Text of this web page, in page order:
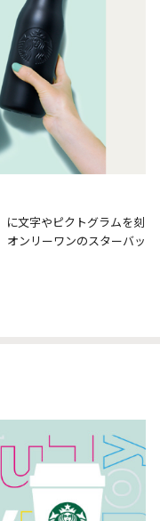
に文字やピクトグラムを刻
オンリーワンのスターバッ